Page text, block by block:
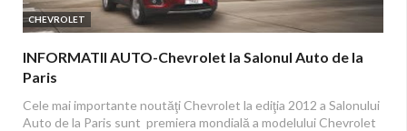
CHEVROLET
INFORMATII AUTO-Chevrolet la Salonul Auto de la
Paris
Cele mai importante noutăţi Chevrolet la ediţia 2012 a Salonului
Auto de la Paris sunt premiera mondială a modelului Chevrolet